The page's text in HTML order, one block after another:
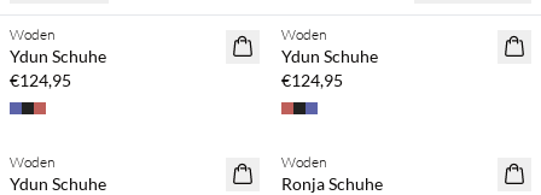
NEUHEITEN
Woden
Ydun Schuhe
€124,95
NEUHEITEN
Woden
Ydun Schuhe
€124,95
NEUHEITEN
Kaufe mind. 2 & spare 20 %
Woden
Ydun Schuhe
NEUHEITEN
Kaufe mind. 2 & spare 20 %
Woden
Ronja Schuhe